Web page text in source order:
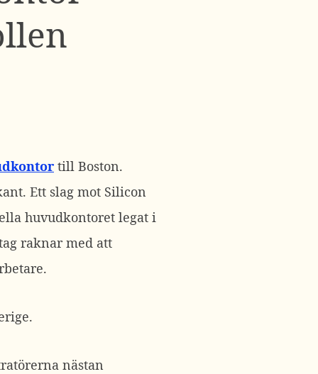
till Boston.
Ett slag mot Silicon
huvudkontoret legat i
raknar med att
nästan